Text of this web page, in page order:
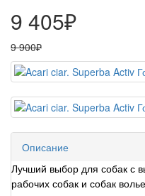
9 405₽
9 900₽
Описание
Лучший выбор для собак с
рабочих собак и собак